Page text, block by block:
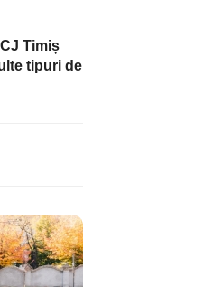
Timiș
tipuri de